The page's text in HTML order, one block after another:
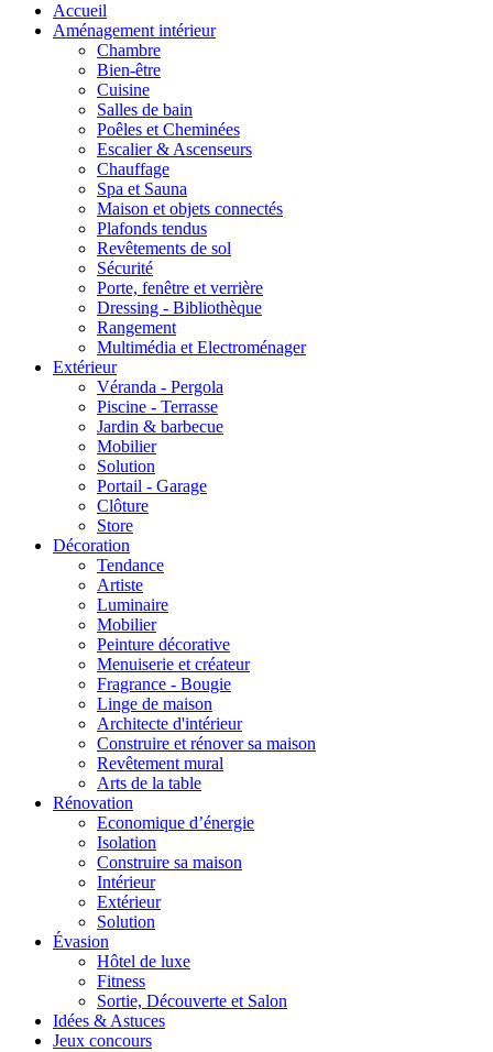
Accueil
Aménagement intérieur
Chambre
Bien-être
Cuisine
Salles de bain
Poêles et Cheminées
Escalier & Ascenseurs
Chauffage
Spa et Sauna
Maison et objets connectés
Plafonds tendus
Revêtements de sol
Sécurité
Porte, fenêtre et verrière
Dressing - Bibliothèque
Rangement
Multimédia et Electroménager
Extérieur
Véranda - Pergola
Piscine - Terrasse
Jardin & barbecue
Mobilier
Solution
Portail - Garage
Clôture
Store
Décoration
Tendance
Artiste
Luminaire
Mobilier
Peinture décorative
Menuiserie et créateur
Fragrance - Bougie
Linge de maison
Architecte d'intérieur
Construire et rénover sa maison
Revêtement mural
Arts de la table
Rénovation
Economique d’énergie
Isolation
Construire sa maison
Intérieur
Extérieur
Solution
Évasion
Hôtel de luxe
Fitness
Sortie, Découverte et Salon
Idées & Astuces
Jeux concours